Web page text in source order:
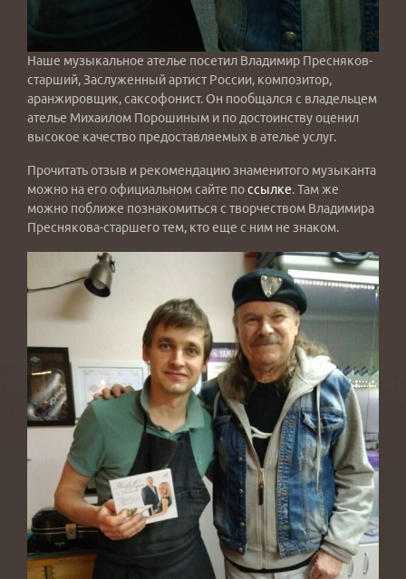
Наше музыкальное ателье посетил Владимир Пресняков-
старший, Заслуженный артист России, композитор,
аранжировщик, саксофонист. Он пообщался с владельцем
ателье Михаилом Порошиным и по достоинству оценил
высокое качество предоставляемых в ателье услуг.
Прочитать отзыв и рекомендацию знаменитого музыканта
можно на его официальном сайте поссылке. Там же
можно поближе познакомиться с творчеством Владимира
Преснякова-старшего тем, кто еще с ним не знаком.